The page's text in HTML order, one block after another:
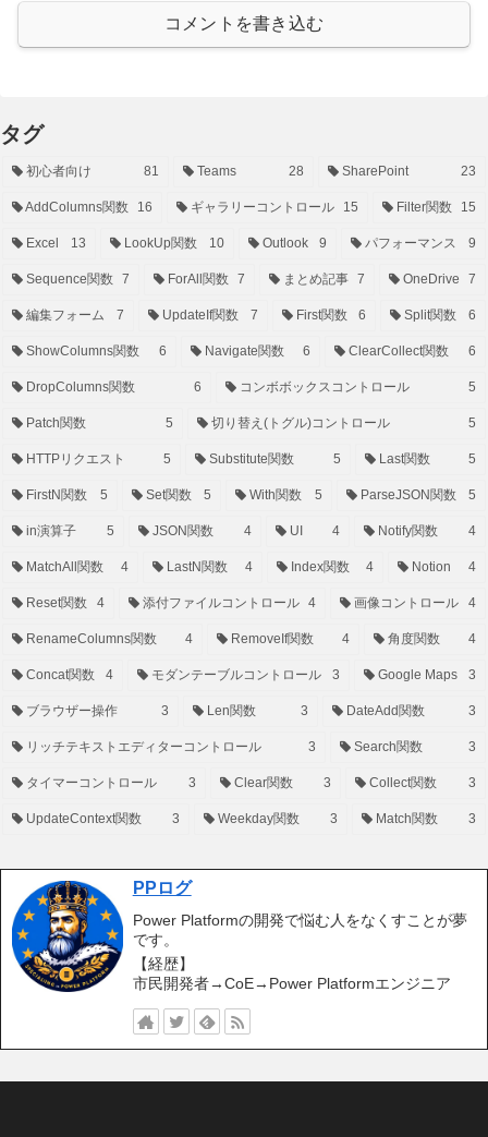
コメントを書き込む
タグ
初心者向け 81 Teams 28 SharePoint 23
AddColumns関数 16 ギャラリーコントロール 15 Filter関数 15
Excel 13 LookUp関数 10 Outlook 9 パフォーマンス 9
Sequence関数 7 ForAll関数 7 まとめ記事 7 OneDrive 7
編集フォーム 7 UpdateIf関数 7 First関数 6 Split関数 6
ShowColumns関数 6 Navigate関数 6 ClearCollect関数 6
DropColumns関数 6 コンボボックスコントロール 5
Patch関数 5 切り替え(トグル)コントロール 5
HTTPリクエスト 5 Substitute関数 5 Last関数 5
FirstN関数 5 Set関数 5 With関数 5 ParseJSON関数 5
in演算子 5 JSON関数 4 UI 4 Notify関数 4
MatchAll関数 4 LastN関数 4 Index関数 4 Notion 4
Reset関数 4 添付ファイルコントロール 4 画像コントロール 4
RenameColumns関数 4 RemoveIf関数 4 角度関数 4
Concat関数 4 モダンテーブルコントロール 3 Google Maps 3
ブラウザー操作 3 Len関数 3 DateAdd関数 3
リッチテキストエディターコントロール 3 Search関数 3
タイマーコントロール 3 Clear関数 3 Collect関数 3
UpdateContext関数 3 Weekday関数 3 Match関数 3
PPログ
Power Platformの開発で悩む人をなくすことが夢
です。
【経歴】
市民開発者→CoE→Power Platformエンジニア